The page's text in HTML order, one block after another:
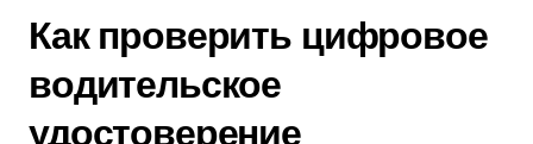
Как проверить цифровое
водительское
удостоверение